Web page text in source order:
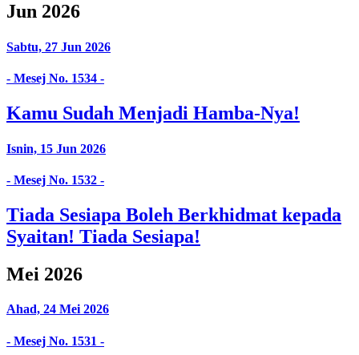
Jun 2026
Sabtu, 27 Jun 2026
- Mesej No. 1534 -
Kamu Sudah Menjadi Hamba-Nya!
Isnin, 15 Jun 2026
- Mesej No. 1532 -
Tiada Sesiapa Boleh Berkhidmat kepada
Syaitan! Tiada Sesiapa!
Mei 2026
Ahad, 24 Mei 2026
- Mesej No. 1531 -